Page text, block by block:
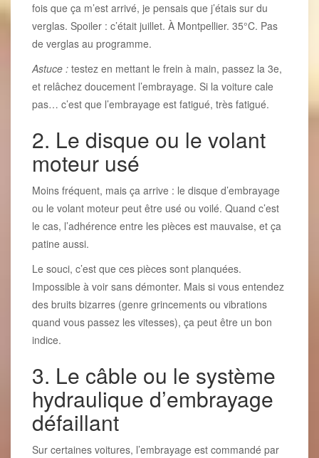
fois que ça m’est arrivé, je pensais que j’étais sur du
verglas. Spoiler : c’était juillet. À Montpellier. 35°C. Pas
de verglas au programme.
Astuce : testez en mettant le frein à main, passez la 3e,
et relâchez doucement l’embrayage. Si la voiture cale
pas… c’est que l’embrayage est fatigué, très fatigué.
2. Le disque ou le volant
moteur usé
Moins fréquent, mais ça arrive : le disque d’embrayage
ou le volant moteur peut être usé ou voilé. Quand c’est
le cas, l’adhérence entre les pièces est mauvaise, et ça
patine aussi.
Le souci, c’est que ces pièces sont planquées.
Impossible à voir sans démonter. Mais si vous entendez
des bruits bizarres (genre grincements ou vibrations
quand vous passez les vitesses), ça peut être un bon
indice.
3. Le câble ou le système
hydraulique d’embrayage
défaillant
Sur certaines voitures, l’embrayage est commandé par